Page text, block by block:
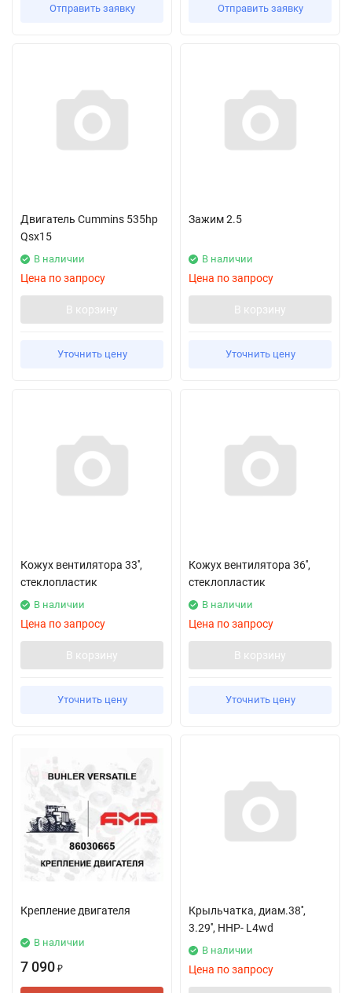
Отправить заявку Отправить заявку
Двигатель Cummins 535hp
Qsx15
В наличии
Цена по запросу
В корзину
Уточнить цену
Зажим 2.5
В наличии
Цена по запросу
В корзину
Уточнить цену
Кожух вентилятора 33'',
стеклопластик
В наличии
Цена по запросу
В корзину
Уточнить цену
Кожух вентилятора 36'',
стеклопластик
В наличии
Цена по запросу
В корзину
Уточнить цену
Крепление двигателя
В наличии
7 090 ₽
Крыльчатка, диам.38'',
3.29'', HHP- L4wd
В наличии
Цена по запросу